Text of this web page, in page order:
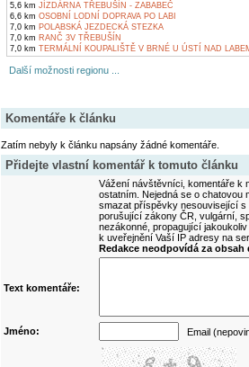
5,6 km JÍZDÁRNA TŘEBUŠÍN - ZABABEČ
6,6 km OSOBNÍ LODNÍ DOPRAVA PO LABI
7,0 km POLABSKÁ JEZDECKÁ STEZKA
7,0 km RANČ 3V TŘEBUŠÍN
7,0 km TERMÁLNÍ KOUPALIŠTĚ V BRNÉ U ÚSTÍ NAD
Další možnosti regionu ...
Komentáře k článku
Zatím nebyly k článku napsány žádné komentáře.
Přidejte vlastní komentář k tomuto článku
Vážení návštěvníci, komentáře k
ostatním. Nejedná se o
smazat příspěvky nesouvisející
porušující zákony ČR, vulgární,
nezákonné, propagující
k uveřejnění Vaší IP adresy na
Redakce neodpovídá za
Text komentáře:
Jméno: Email